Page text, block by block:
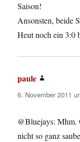
Saison!
Ansonsten, beide
Heut noch ein 3:0
paule
6. November 2011
@Bluejays: Mhm.
nicht so ganz